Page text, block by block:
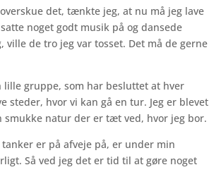
det, tænkte jeg, at nu må jeg lave
noget godt musik på og dansede
de tro jeg var tosset. Det må de gerne
lille gruppe, som har besluttet at hver
steder, hvor vi kan gå en tur. Jeg er blevet
natur der er tæt ved, hvor jeg bor.
er på afveje på, er under min
Så ved jeg det er tid til at gøre noget